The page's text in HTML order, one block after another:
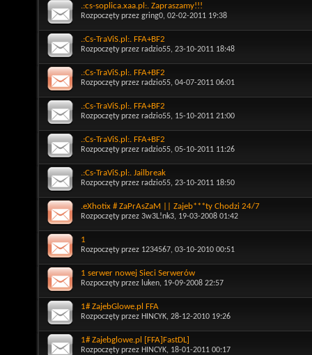
.:cs-soplica.xaa.pl:. Zapraszamy!!!
Rozpoczęty przez gring0, 02-02-2011 19:38
.:Cs-TraViS.pl:. FFA+BF2
Rozpoczęty przez radzio55, 23-10-2011 18:48
.:Cs-TraViS.pl:. FFA+BF2
Rozpoczęty przez radzio55, 04-07-2011 06:01
.:Cs-TraViS.pl:. FFA+BF2
Rozpoczęty przez radzio55, 15-10-2011 21:00
.:Cs-TraViS.pl:. FFA+BF2
Rozpoczęty przez radzio55, 05-10-2011 11:26
.:Cs-TraViS.pl:. Jailbreak
Rozpoczęty przez radzio55, 23-10-2011 18:50
.eXhotix # ZaPrAsZaM || Zajeb***ty Chodzi 24/7
Rozpoczęty przez 3w3L!nk3, 19-03-2008 01:42
1
Rozpoczęty przez 1234567, 03-10-2010 00:51
1 serwer nowej Sieci Serwerów
Rozpoczęty przez luken, 19-09-2008 22:57
1# ZajebGlowe.pl FFA
Rozpoczęty przez HINCYK, 28-12-2010 19:26
1# Zajebglowe.pl [FFA]FastDL]
Rozpoczęty przez HINCYK, 18-01-2011 00:17